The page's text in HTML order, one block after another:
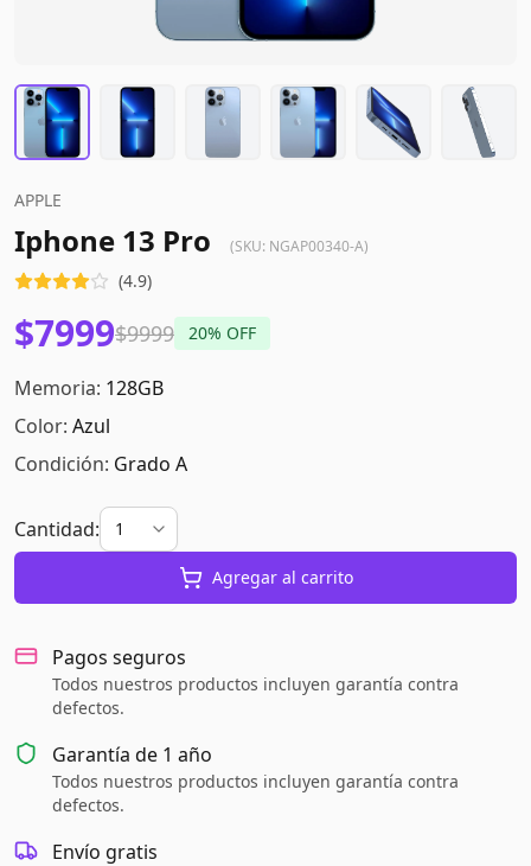
APPLE
Iphone 13 Pro (SKU: NGAP00340-A)
(4.9)
$7999$9999 20% OFF
Memoria: 128GB
Color: Azul
Condición: Grado A
Cantidad:
Agregar al carrito
Pagos seguros
Todos nuestros productos incluyen garantía contra
defectos.
Garantía de 1 año
Todos nuestros productos incluyen garantía contra
defectos.
Envío gratis